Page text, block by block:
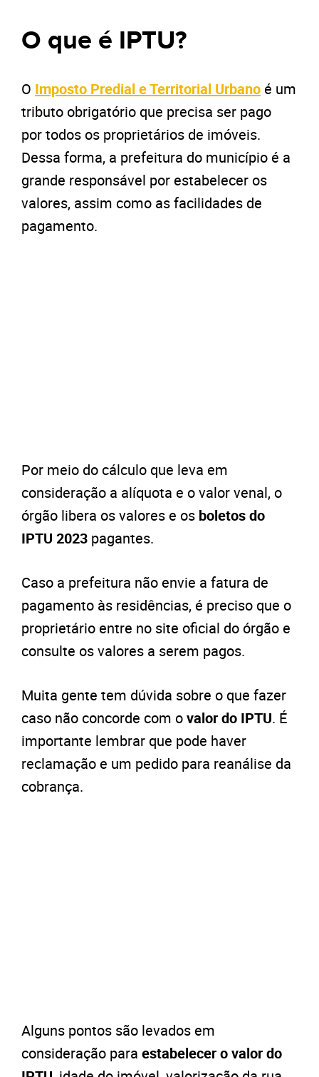
O que é IPTU?
O Imposto Predial e Territorial Urbano é um
tributo obrigatório que precisa ser pago
por todos os proprietários de imóveis.
Dessa forma, a prefeitura do município é a
grande responsável por estabelecer os
valores, assim como as facilidades de
pagamento.
Por meio do cálculo que leva em
consideração a alíquota e o valor venal, o
órgão libera os valores e os boletos do
IPTU 2023 pagantes.
Caso a prefeitura não envie a fatura de
pagamento às residências, é preciso que o
proprietário entre no site oficial do órgão e
consulte os valores a serem pagos.
Muita gente tem dúvida sobre o que fazer
caso não concorde com ovalor do IPTU. É
importante lembrar que pode haver
reclamação e um pedido para reanálise da
cobrança.
Alguns pontos são levados em
consideração para estabelecer o valor do